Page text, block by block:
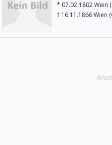
* 07.02.1802 Wien
† 16.11.1866 Wien